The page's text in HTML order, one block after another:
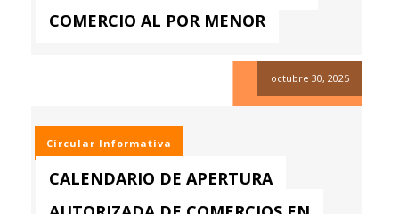
COMERCIO AL POR MENOR
octubre 30, 2025
Circular Informativa
CALENDARIO DE APERTURA